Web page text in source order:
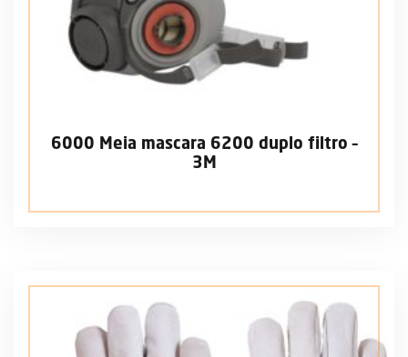
6000 Meia mascara 6200 duplo filtro –
3M